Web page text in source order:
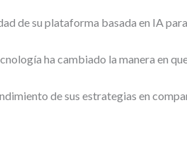
de su plataforma basada en IA
ha cambiado la manera en
de sus estrategias en